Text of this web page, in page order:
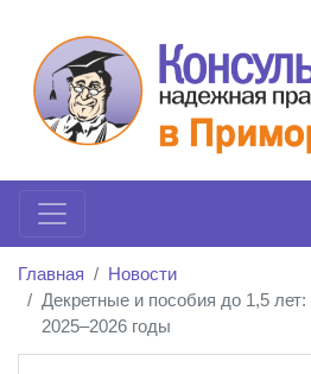
Главная
Новости
Декретные и пособия до 1,5
2025–2026 годы